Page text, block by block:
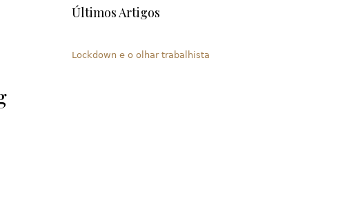
Últimos Artigos
Lockdown e o olhar trabalhista